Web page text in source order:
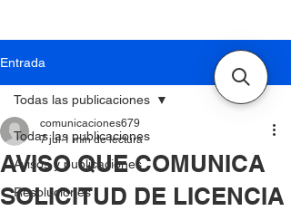
Entrada
Todas las publicaciones
Avisos y publicaciones
Resoluciones
Todas las publicaciones
AVISO QUE COMUNICA
SOLICITUD DE LICENCIA
comunicaciones679
7 jul 1 min de lectura